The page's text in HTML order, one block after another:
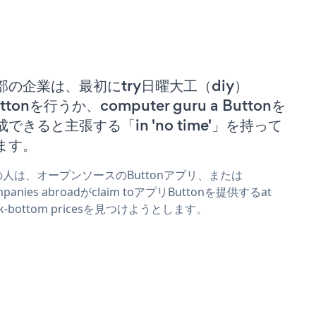
の企業は、最初にtry日曜大工（diy）
を行うか、computer guru a Buttonを
できると主張する「in 'no time'」を持って
。
人は、オープンソースのButtonアプリ、または
abroadがclaim toアプリButtonを提供するat
bottom pricesを見つけようとします。